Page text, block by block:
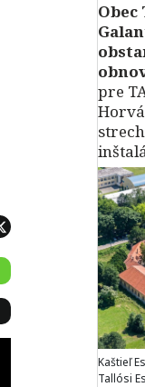
Obec
pre
Kaštieľ
Tallósi